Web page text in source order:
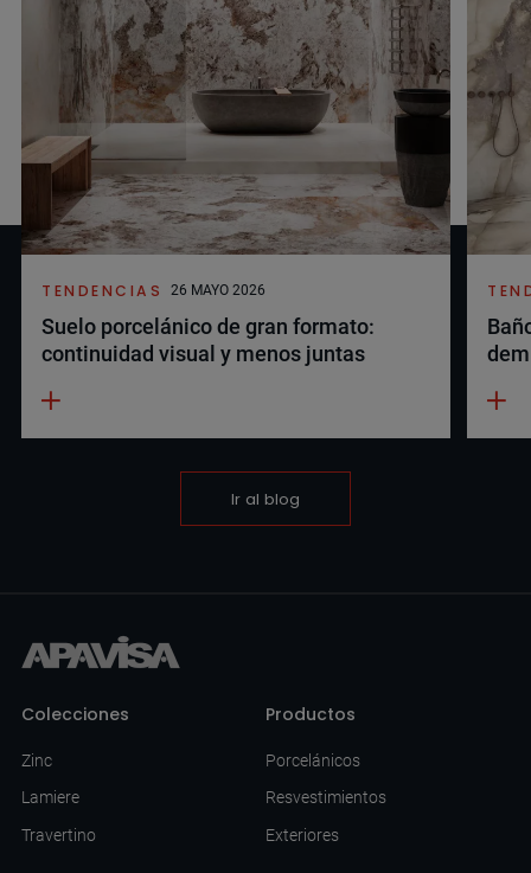
TENDENCIAS 26 MAYO 2026
Suelo porcelánico de gran formato:
continuidad visual y menos juntas
Ir al blog
Colecciones
Zinc
Lamiere
Travertino
Productos
Porcelánicos
Resvestimientos
Exteriores